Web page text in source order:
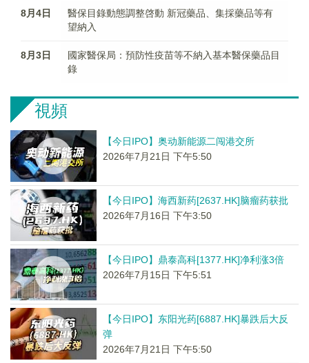
8月4日
醫保目錄動態調整啓動 新冠藥品、集採藥品等有
望納入
8月3日
國家醫保局：預防性疫苗等不納入基本醫保藥品目
錄
視頻
【今日IPO】奥动新能源二闯港交所
2026年7月21日 下午5:50
【今日IPO】海西新药[2637.HK]脑瘤药获批
2026年7月16日 下午3:50
【今日IPO】鼎泰高科[1377.HK]净利涨3倍
2026年7月15日 下午5:51
【今日IPO】东阳光药[6887.HK]暴跌后大反
弹
2026年7月21日 下午5:50